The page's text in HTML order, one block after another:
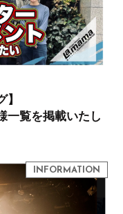
一覧を掲載いたし